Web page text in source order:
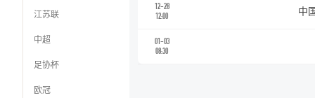
江苏联
中超
足协杯
欧冠
12-28
12:00
中
01-03
08:30